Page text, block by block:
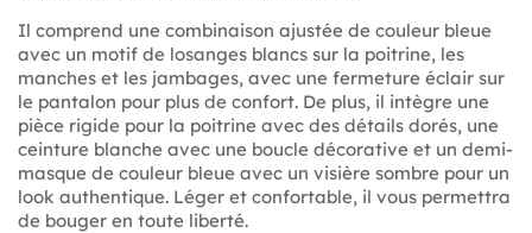
Il comprend une combinaison ajustée de couleur bleue
avec un motif de losanges blancs sur la poitrine, les
manches et les jambages, avec une fermeture éclair sur
le pantalon pour plus de confort. De plus, il intègre une
pièce rigide pour la poitrine avec des détails dorés, une
ceinture blanche avec une boucle décorative et un demi-
masque de couleur bleue avec un visière sombre pour un
look authentique. Léger et confortable, il vous permettra
de bouger en toute liberté.